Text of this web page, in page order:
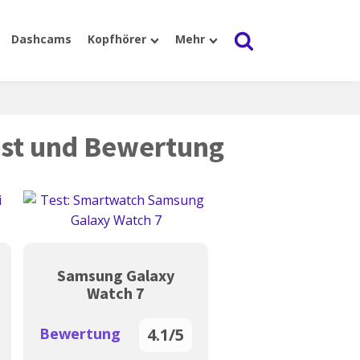
Dashcams Kopfhörer Mehr
und Bewertung
Samsung Galaxy
Watch 7
Bewertung 4.1/5